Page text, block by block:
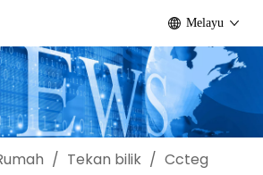
Melayu
/ Tekan bilik / Ccteg